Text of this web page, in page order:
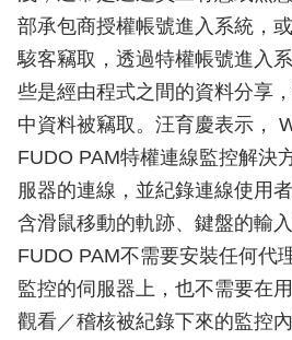
部承包商授權帳號進入系統，
駭客竊取，透過特權帳號進入
些是經由程式之間的資料分享
中資料被竊取。汪育慶表示，
FUDO PAM特權連線監控解決
服器的連線，並紀錄連線使用
含滑鼠移動的軌跡、鍵盤的輸
FUDO PAM不需要安裝任何代
監控的伺服器上，也不需要在
觀看／稽核被紀錄下來的監控